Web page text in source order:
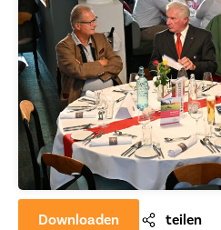
Downloaden teilen